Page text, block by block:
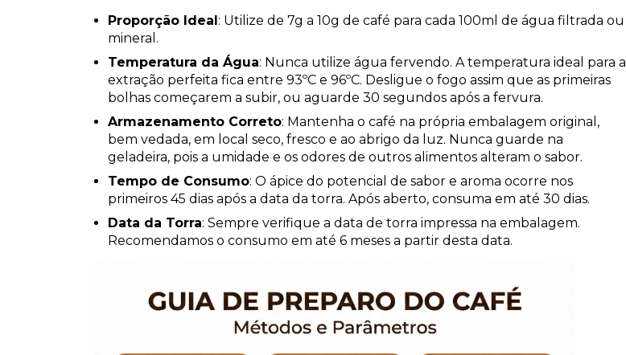
Proporção Ideal: Utilize de 7g a 10g de café para cada 100ml de água filtrada ou
mineral.
Temperatura da Água: Nunca utilize água fervendo. A temperatura ideal para a
extração perfeita fica entre 93ºC e 96ºC. Desligue o fogo assim que as primeiras
bolhas começarem a subir, ou aguarde 30 segundos após a fervura.
Armazenamento Correto: Mantenha o café na própria embalagem original,
bem vedada, em local seco, fresco e ao abrigo da luz. Nunca guarde na
geladeira, pois a umidade e os odores de outros alimentos alteram o sabor.
Tempo de Consumo: O ápice do potencial de sabor e aroma ocorre nos
primeiros 45 dias após a data da torra. Após aberto, consuma em até 30 dias.
Data da Torra: Sempre verifique a data de torra impressa na embalagem.
Recomendamos o consumo em até 6 meses a partir desta data.